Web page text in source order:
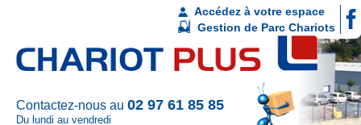
Contactez-nous au 02 97 61 85 85
Du lundi au vendredi
Accédez à votre espace
Gestion de Parc Chariots